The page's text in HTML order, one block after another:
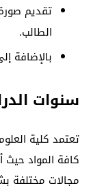
تقديم
الطالب.
بالإضافة
سنوات
تعتمد كلية
كافة المواد